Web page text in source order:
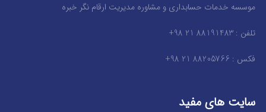
موسسه خدمات حسابداری و مشاوره مدیریت ارقام نگر خبره
تلفن : 88191483 21 98+
فکس : 88205766 21 98+
سایت های مفید